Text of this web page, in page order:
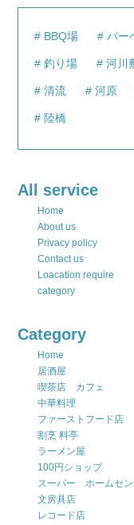
BBQ場 バー
釣り場 河川
清流 河原
陸橋
All service
Home
About us
Privacy policy
Contact us
Loacation require
category
Category
Home
居酒屋
喫茶店 カフェ
中華料理
ファーストフード店
割烹 料亭
ラーメン屋
100円ショップ
スーパー ホームセン
文房具店
レコード店